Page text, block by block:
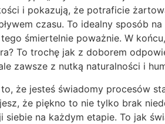
i pokazują, że potraficie
czasu. To idealny sposób
śmiertelnie poważnie. W
To trochę jak z doborem
zawsze z nutką naturalności i
że jesteś świadomy procesów
że piękno to nie tylko brak
siebie na każdym etapie. To jak